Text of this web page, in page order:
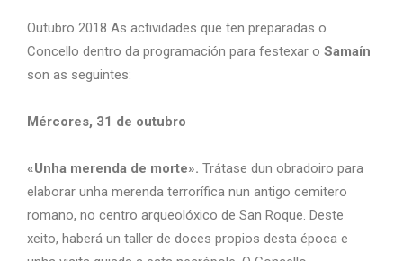
Outubro 2018 As actividades que ten preparadas o
Concello dentro da programación para festexar o Samaín
son as seguintes:
Mércores, 31 de outubro
«Unha merenda de morte». Trátase dun obradoiro para
elaborar unha merenda terrorífica nun antigo cemitero
romano, no centro arqueolóxico de San Roque. Deste
xeito, haberá un taller de doces propios desta época e